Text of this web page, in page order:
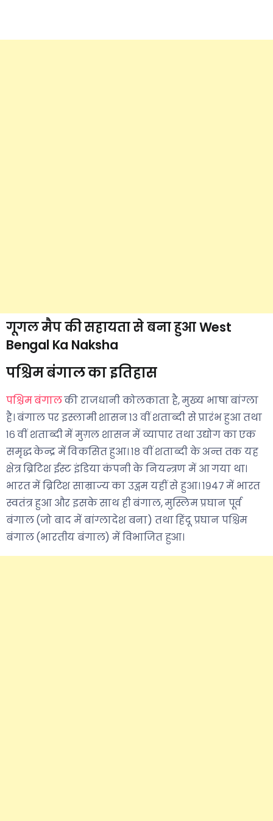
गूगल मैप की सहायता से बना हुआ West
Bengal Ka Naksha
पश्चिम बंगाल का इतिहास
पश्चिम बंगालकी राजधानी कोलकाता है, मुख्य भाषा बांग्ला
है। बंगाल पर इस्लामी शासन १३ वीं शताब्दी से प्रारंभ हुआ तथा
१६ वीं शताब्दी में मुग़ल शासन में व्यापार तथा उद्योग का एक
समृद्ध केन्द्र में विकसित हुआ। १८ वीं शताब्दी के अन्त तक यह
क्षेत्र ब्रिटिश ईस्ट इंडिया कंपनी के नियन्त्रण में आ गया था।
भारत में ब्रिटिश साम्राज्य का उद्गम यहीं से हुआ। १९४७ में भारत
स्वतंत्र हुआ और इसके साथ ही बंगाल, मुस्लिम प्रघान पूर्व
बंगाल (जो बाद में बांग्लादेश बना) तथा हिंदू प्रघान पश्चिम
बंगाल (भारतीय बंगाल) में विभाजित हुआ।